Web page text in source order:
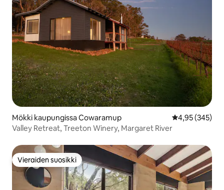
Mökki kaupungissa Cowaramup
4,95 (345)
Valley Retreat, Treeton Winery, Margaret River
Vieraiden suosikki
Vieraiden suosikki